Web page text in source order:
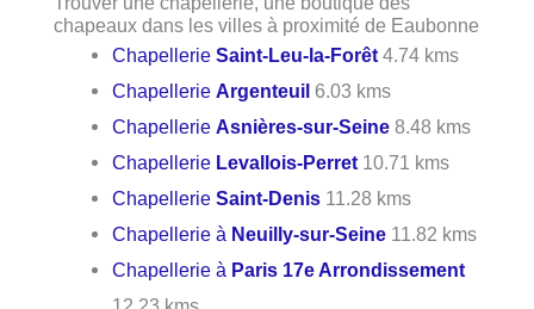
chapeaux dans les villes à proximité de Eaubonne
ChapellerieSaint-Leu-la-Forêt 4.74 kms
ChapellerieArgenteuil 6.03 kms
ChapellerieAsnières-sur-Seine 8.48 kms
Chapellerie Levallois-Perret 10.71 kms
ChapellerieSaint-Denis 11.28 kms
Chapellerie à Neuilly-sur-Seine 11.82 kms
Chapellerie à Paris 17e Arrondissement